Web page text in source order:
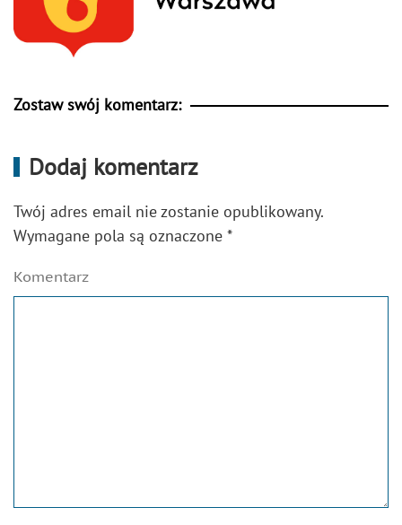
Zostaw swój komentarz:
Dodaj komentarz
Twój adres email nie zostanie opublikowany.
Wymagane pola są oznaczone *
Komentarz